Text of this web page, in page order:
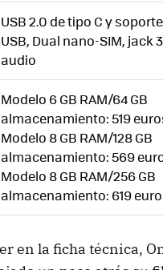
USB 2.0 de tipo C y
USB, Dual nano-SIM, jack
audio
Modelo 6 GB RAM/64 GB
almacenamiento: 519
Modelo 8 GB RAM/128 GB
almacenamiento: 569
Modelo 8 GB RAM/256 GB
almacenamiento: 619
en la ficha técnica,